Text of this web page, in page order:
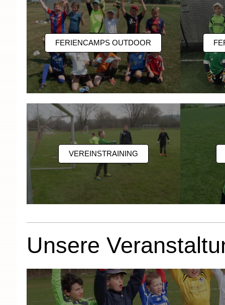
FERIENCAMPS OUTDOOR
VEREINSTRAINING
Unsere